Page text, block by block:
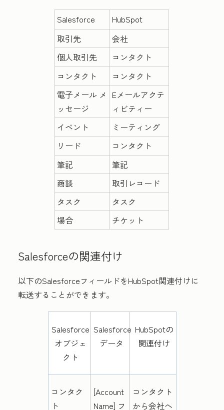
Salesforce
HubSpot
取引先
会社
個人取引先
コンタクト
コンタクト
コンタクト
電子メール メ
ッセージ
Eメールアクテ
ィビティー
イベント
ミーティング
リード
コンタクト
筆記
筆記
商談
取引レコード
タスク
タスク
場合
チケット
Salesforceの関連付け
以下のSalesforceフィールドをHubSpot関連付けに
転送することができます。
Salesforce
オブジェ
クト
Salesforce
データ
HubSpotの
関連付け
コンタク
ト
[Account
Name] フ
コンタクト
から会社へ